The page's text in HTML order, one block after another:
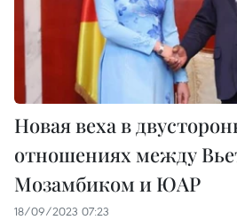
Новая веха в
отношениях между
Мозамбиком и ЮАР
18/09/2023 07:23